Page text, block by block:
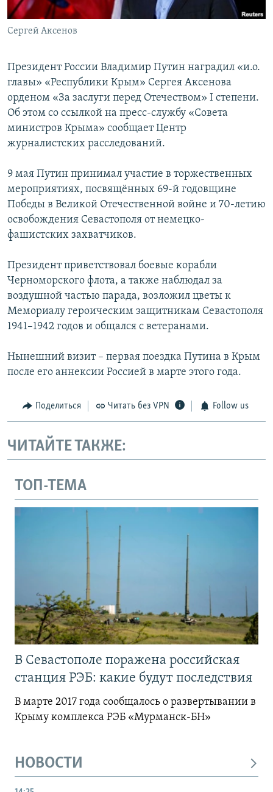
ПОБЕДИТЕЛЕЙ НЕ СУДЯТ?
КРЫМ.НЕПОКОРЕННЫЙ
УКРАИНСКАЯ ПРОБЛЕМА КРЫМА
ПРИСОЕДИНЯЙТЕСЬ!
Все сайты RFE/RL
Сергей Аксенов
Президент России Владимир Путин наградил «и.о.
главы» «Республики Крым» Сергея Аксенова
орденом «За заслуги перед Отечеством» I степени.
Об этом со ссылкой на пресс-службу «Совета
министров Крыма» сообщает Центр
журналистских расследований.
9 мая Путин принимал участие в торжественных
мероприятиях, посвящённых 69-й годовщине
Победы в Великой Отечественной войне и 70-летию
освобождения Севастополя от немецко-
фашистских захватчиков.
Президент приветствовал боевые корабли
Черноморского флота, а также наблюдал за
воздушной частью парада, возложил цветы к
Мемориалу героическим защитникам Севастополя
1941–1942 годов и общался с ветеранами.
Нынешний визит – первая поездка Путина в Крым
после его аннексии Россией в марте этого года.
Поделиться Читать без VPN Follow us
ЧИТАЙТЕ ТАКЖЕ:
ТОП-ТЕМА
В Севастополе поражена российская
станция РЭБ: какие будут последствия
В марте 2017 года сообщалось о развертывании в
Крыму комплекса РЭБ «Мурманск-БН»
НОВОСТИ